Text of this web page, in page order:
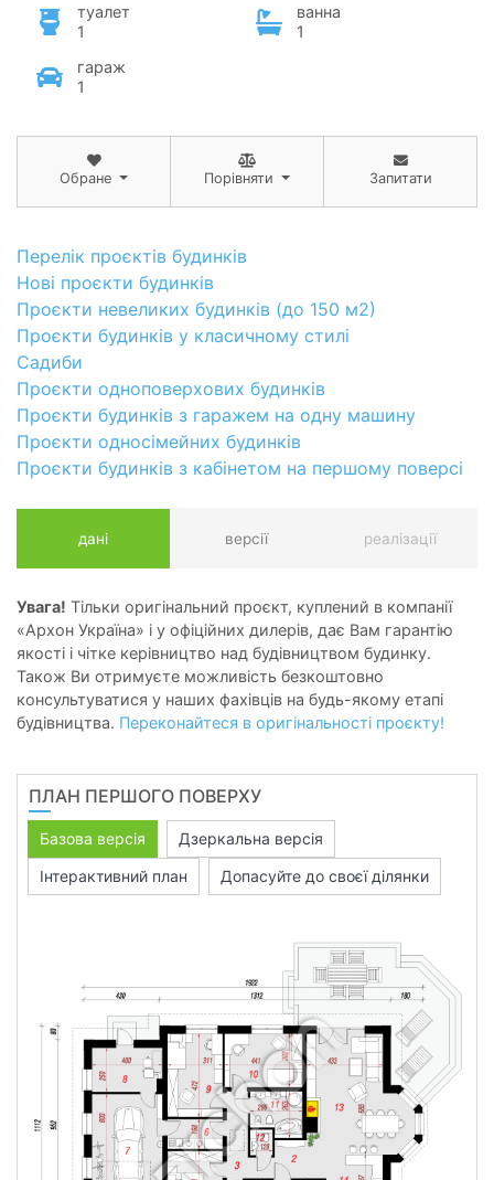
туалет
1
ванна
1
гараж
1
Обране Порівняти Запитати
Перелік проєктів будинків
Нові проєкти будинків
Проєкти невеликих будинків (до 150 м2)
Проєкти будинків у класичному стилі
Садиби
Проєкти одноповерхових будинків
Проєкти будинків з гаражем на одну машину
Проєкти односімейних будинків
Проєкти будинків з кабінетом на першому поверсі
дані версії реалізації
Увага! Тільки оригінальний проєкт, куплений в компанії
«Архон Україна» і у офіційних дилерів, дає Вам гарантію
якості і чітке керівництво над будівництвом будинку.
Також Ви отримуєте можливість безкоштовно
консультуватися у наших фахівців на будь-якому етапі
будівництва. Переконайтеся в оригінальності проєкту!
ПЛАН ПЕРШОГО ПОВЕРХУ
Базова версія
Дзеркальна версія
Інтерактивний план
Допасуйте до своєї ділянки